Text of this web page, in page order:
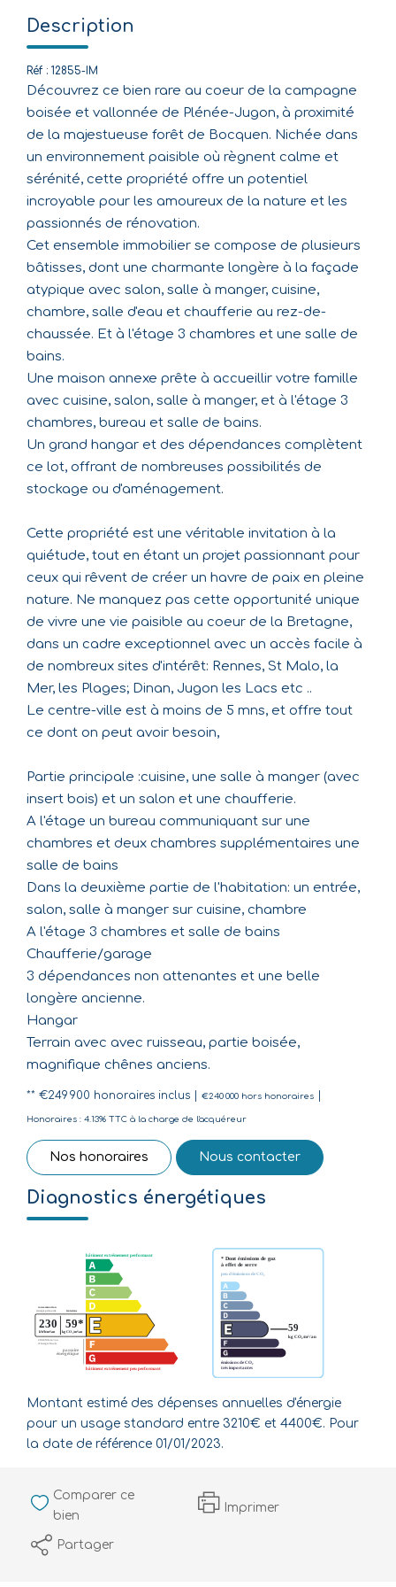
Description
Réf : 12855-IM
Découvrez ce bien rare au coeur de la campagne
boisée et vallonnée de Plénée-Jugon, à proximité
de la majestueuse forêt de Bocquen. Nichée dans
un environnement paisible où règnent calme et
sérénité, cette propriété offre un potentiel
incroyable pour les amoureux de la nature et les
passionnés de rénovation.
Cet ensemble immobilier se compose de plusieurs
bâtisses, dont une charmante longère à la façade
atypique avec salon, salle à manger, cuisine,
chambre, salle d'eau et chaufferie au rez-de-
chaussée. Et à l'étage 3 chambres et une salle de
bains.
Une maison annexe prête à accueillir votre famille
avec cuisine, salon, salle à manger, et à l'étage 3
chambres, bureau et salle de bains.
Un grand hangar et des dépendances complètent
ce lot, offrant de nombreuses possibilités de
stockage ou d'aménagement.
Cette propriété est une véritable invitation à la
quiétude, tout en étant un projet passionnant pour
ceux qui rêvent de créer un havre de paix en pleine
nature. Ne manquez pas cette opportunité unique
de vivre une vie paisible au coeur de la Bretagne,
dans un cadre exceptionnel avec un accès facile à
de nombreux sites d'intérêt: Rennes, St Malo, la
Mer, les Plages; Dinan, Jugon les Lacs etc ..
Le centre-ville est à moins de 5 mns, et offre tout
ce dont on peut avoir besoin,
Partie principale :cuisine, une salle à manger (avec
insert bois) et un salon et une chaufferie.
A l'étage un bureau communiquant sur une
chambres et deux chambres supplémentaires une
salle de bains
Dans la deuxième partie de l'habitation: un entrée,
salon, salle à manger sur cuisine, chambre
A l'étage 3 chambres et salle de bains
Chaufferie/garage
3 dépendances non attenantes et une belle
longère ancienne.
Hangar
Terrain avec avec ruisseau, partie boisée,
magnifique chênes anciens.
** €249 900 honoraires inclus | €240 000 hors honoraires |
Honoraires : 4.13% TTC à la charge de l'acquéreur
Nos honoraires Nous contacter
Diagnostics énergétiques
Montant estimé des dépenses annuelles d'énergie
pour un usage standard entre 3210€ et 4400€. Pour
la date de référence 01/01/2023.
Comparer ce
bien
Imprimer
Partager